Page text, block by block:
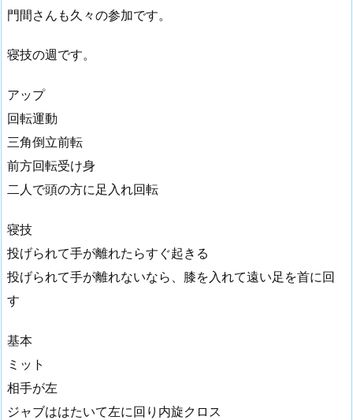
門間さんも久々の参加です。
寝技の週です。
アップ
回転運動
三角倒立前転
前方回転受け身
二人で頭の方に足入れ回転
寝技
投げられて手が離れたらすぐ起きる
投げられて手が離れないなら、膝を入れて遠い足を首に回
す
基本
ミット
相手が左
ジャブははたいて左に回り内旋クロス